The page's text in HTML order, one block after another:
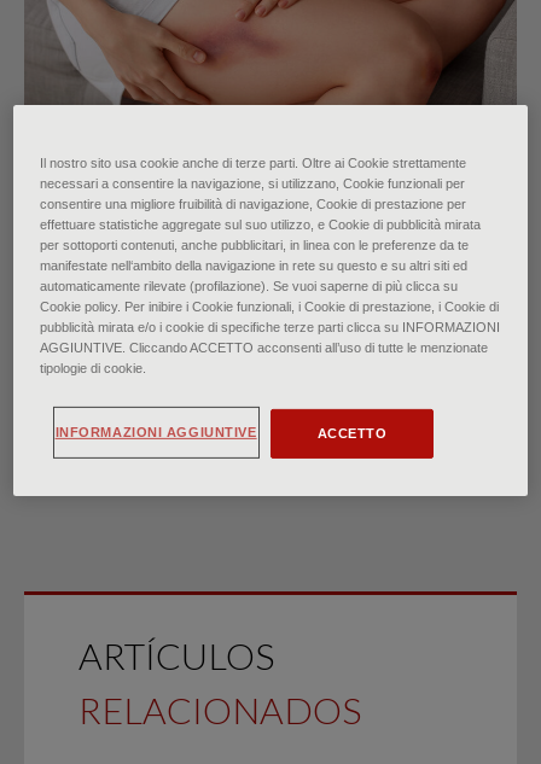
Hemorragias y hematomas:
Evaluación de la atención
primaria
di
Dr.ssa Pamela R. Hughes, Dr.ssa Meghan N. Lewis, Dr.ssa
Shalease S. Adams
∙ junio 2025
ARTÍCULOS
RELACIONADOS
Il nostro sito usa cookie anche di terze parti. Oltre ai Cookie strettamente
necessari a consentire la navigazione, si utilizzano, Cookie funzionali per
consentire una migliore fruibilità di navigazione, Cookie di prestazione per
effettuare statistiche aggregate sul suo utilizzo, e Cookie di pubblicità mirata
per sottoporti contenuti, anche pubblicitari, in linea con le preferenze da te
manifestate nell‘ambito della navigazione in rete su questo e su altri siti ed
automaticamente rilevate (profilazione). Se vuoi saperne di più clicca su
Cookie policy. Per inibire i Cookie funzionali, i Cookie di prestazione, i Cookie di
pubblicità mirata e/o i cookie di specifiche terze parti clicca su INFORMAZIONI
AGGIUNTIVE. Cliccando ACCETTO acconsenti all’uso di tutte le menzionate
tipologie di cookie.
ACCETTO
INFORMAZIONI AGGIUNTIVE